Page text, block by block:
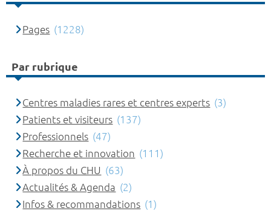
Pages (1228)
Par rubrique
Centres maladies rares et centres experts (3)
Patients et visiteurs (137)
Professionnels (47)
Recherche et innovation (111)
À propos du CHU (63)
Actualités & Agenda (2)
Infos & recommandations (1)